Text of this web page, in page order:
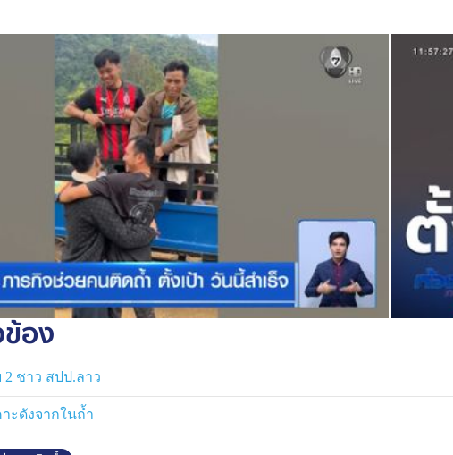
เวงมาก เหลือคนทำงานอยู่เพียงเท่านี้ จากเดิมมีเพียบ
อนด์ จักรกฤษณ์ โพสต์ข้อความ พรุ่งนี้เรียนเชิญตุ่นทุกตน พร้อมกัน
ราต้องจบ ก็คือหมายถึงวันนี้ ภารกิจช่วย 2 ชีวิตที่ยังติดค้างอยู่ในถ้ำ
ได้โทรไปสอบถามความคืบหน้าจาก อาจาร์ยติงลี่ ทางอาจารย์
มกู้ภัยกำลังเร่งทำงาน ประชุมวางแผนภารกิจในวันนี้ โดยขอให้เป็น
อง
ชาว สปป.ลาว
ะดังจากในถ้ำ